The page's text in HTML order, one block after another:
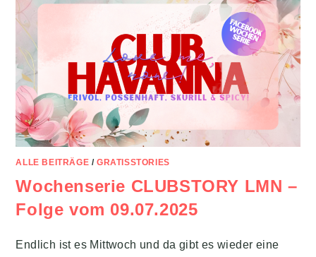
ALLE BEITRÄGE /GRATISSTORIES
Wochenserie CLUBSTORY LMN –
Folge vom 09.07.2025
Endlich ist es Mittwoch und da gibt es wieder eine